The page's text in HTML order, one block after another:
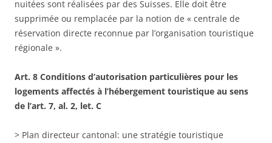
nuitées sont réalisées par des Suisses. Elle doit être
supprimée ou remplacée par la notion de « centrale de
réservation directe reconnue par l’organisation touristique
régionale ».
Art. 8 Conditions d’autorisation particulières pour les
logements affectés à l’hébergement touristique au sens
de l’art. 7, al. 2, let. C
> Plan directeur cantonal: une stratégie touristique